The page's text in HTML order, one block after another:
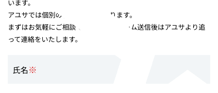
います。
アユサでは個別の相談を承っております。
まずはお気軽にご相談ください。フォーム送信後はアユサより追
って連絡をいたします。
氏名※